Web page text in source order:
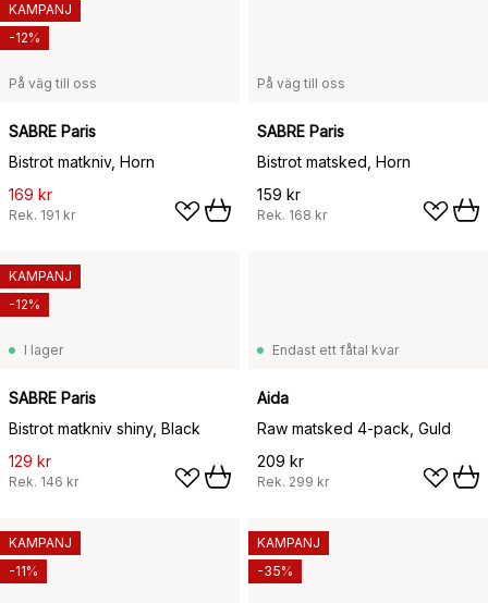
På väg till oss
SABRE Paris
Bistrot matkniv, Horn
169 kr
Rek. 191 kr
KAMPANJ
-12%
På väg till oss
SABRE Paris
Bistrot matsked, Horn
159 kr
Rek. 168 kr
I lager
SABRE Paris
Bistrot matkniv shiny, Black
129 kr
Rek. 146 kr
KAMPANJ
-12%
Endast ett fåtal kvar
Aida
Raw matsked 4-pack, Guld
209 kr
Rek. 299 kr
KAMPANJ
-11%
KAMPANJ
-35%